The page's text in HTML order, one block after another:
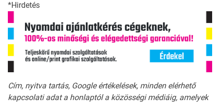
*Hirdetés
Cím, nyitva tartás, Google értékelések, minden elérhető
kapcsolati adat a honlaptól a közösségi médiáig, amelyek